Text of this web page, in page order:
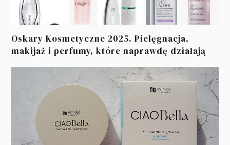
Oskary Kosmetyczne 2025. Pielęgnacja,
makijaż i perfumy, które naprawdę działają